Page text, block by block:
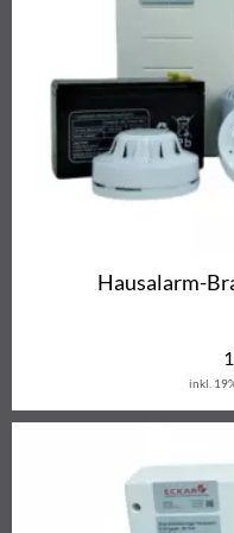
Hausalarm-
inkl.